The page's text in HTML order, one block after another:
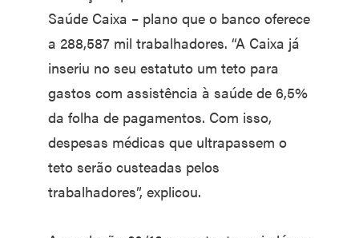
Saúde Caixa – plano que o banco oferece
a 288,587 mil trabalhadores. “A Caixa já
inseriu no seu estatuto um teto para
gastos com assistência à saúde de 6,5%
da folha de pagamentos. Com isso,
despesas médicas que ultrapassem o
teto serão custeadas pelos
trabalhadores”, explicou.